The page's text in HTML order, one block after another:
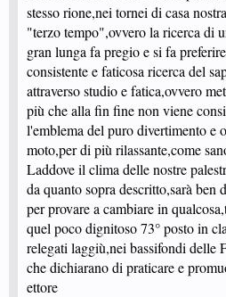
stesso rione,nei tornei di casa
"terzo tempo",ovvero la ricerca di
gran lunga fa pregio e si fa
consistente e faticosa ricerca del
attraverso studio e fatica,ovvero
più che alla fin fine non viene
l'emblema del puro divertimento e
moto,per di più rilassante,come
Laddove il clima delle nostre
da quanto sopra descritto,sarà ben
per provare a cambiare in
quel poco dignitoso 73° posto in
relegati laggiù,nei bassifondi delle
che dichiarano di praticare e
ettore